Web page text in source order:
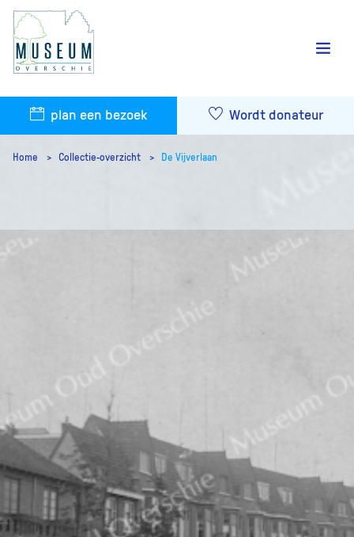
plan een bezoek Wordt donateur
Home Collectie-overzicht De Vijverlaan